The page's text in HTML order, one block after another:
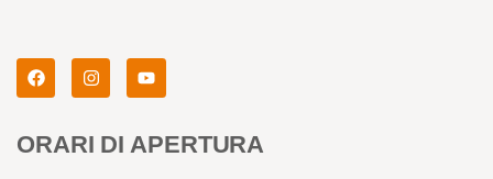
ORARI DI APERTURA